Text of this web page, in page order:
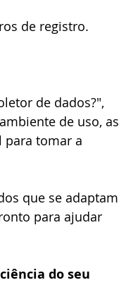
de registro.
de dados?",
de uso, as
para tomar a
que se adaptam
para ajudar
do seu